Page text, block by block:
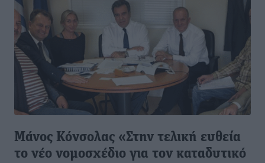
Μάνος Κόνσολας «Στην τελική ευθεία
το νέο νομοσχέδιο για τον καταδυτικό